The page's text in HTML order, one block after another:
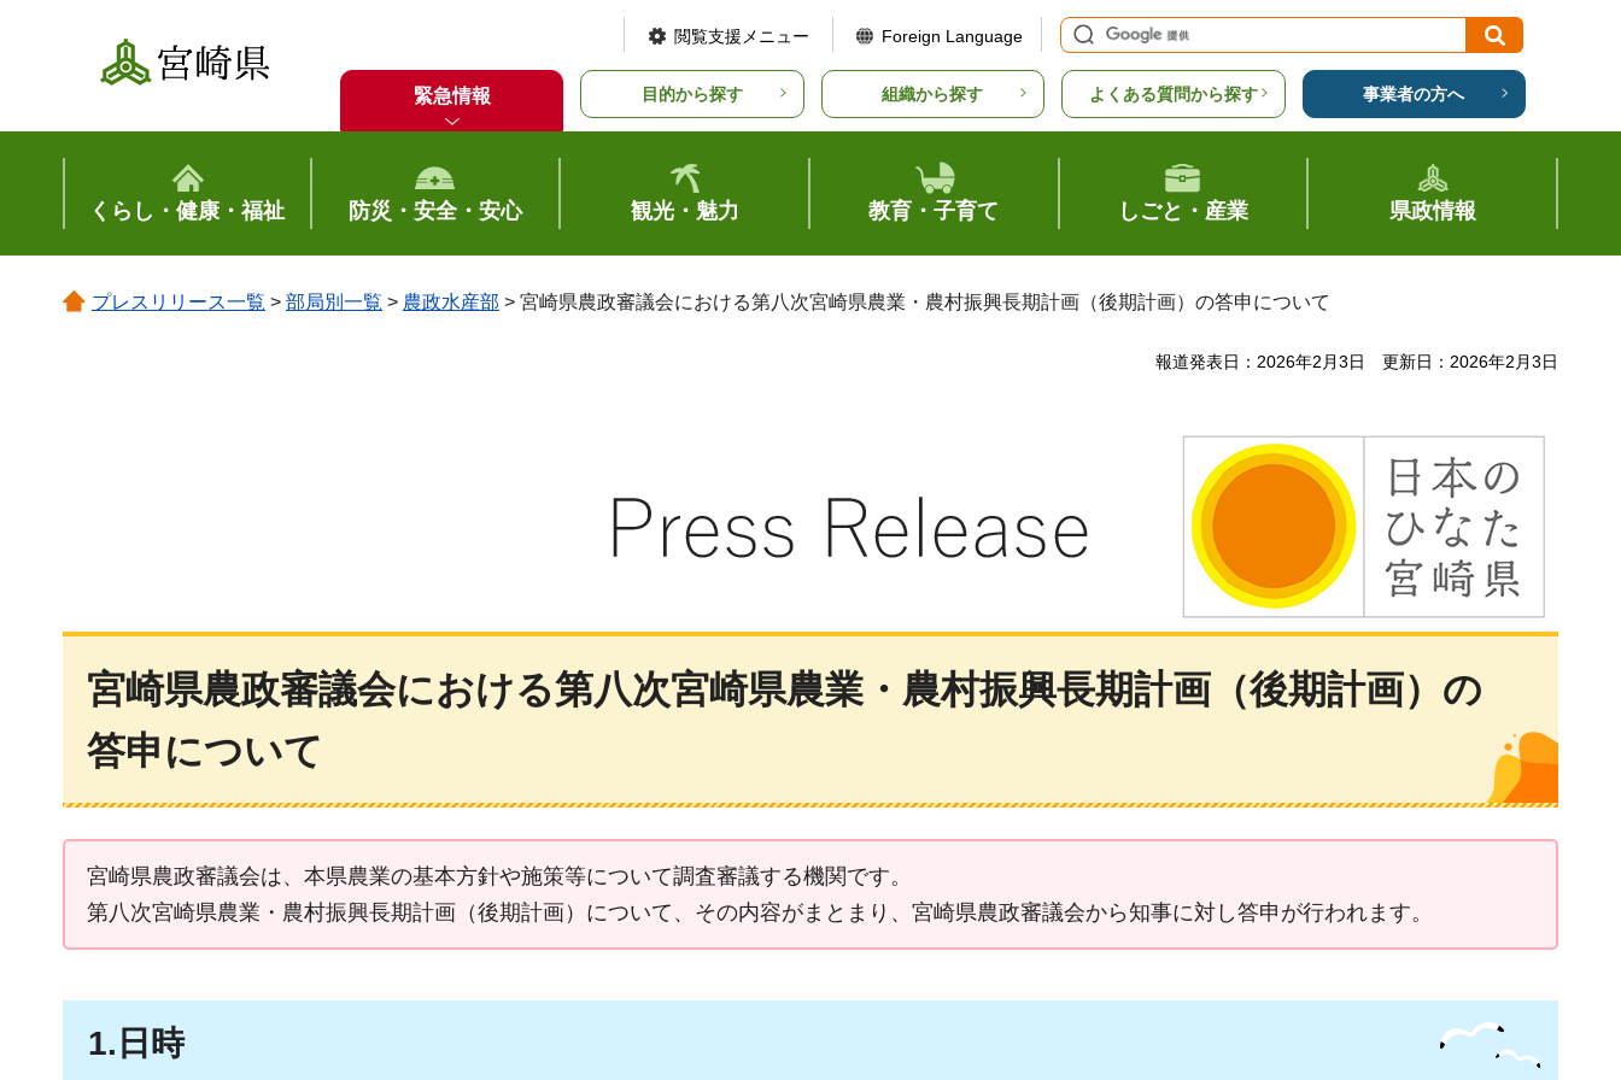
宮崎県
閲覧支援メニュー Foreign Language
緊急情報 目的から探す 組織から探す よくある質問から探す 事業者の方へ
くらし・健康・福祉 防災・安全・安心 観光・魅力 教育・子育て しごと・産業 県政情報
プレスリリース一覧 > 部局別一覧 > 農政水産部 > 宮崎県農政審議会における第八次宮崎県農業・農村振興長期計画（後期計画）の答申について
報道発表日：2026年2月3日 更新日：2026年2月3日
宮崎県農政審議会における第八次宮崎県農業・農村振興長期計画（後期計画）の
答申について
宮崎県農政審議会は、本県農業の基本方針や施策等について調査審議する機関です。
第八次宮崎県農業・農村振興長期計画（後期計画）について、その内容がまとまり、宮崎県農政審議会から知事に対し答申が行われます。
1.日時